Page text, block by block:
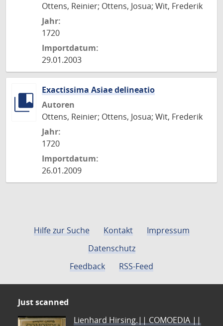
Ottens, Reinier; Ottens, Josua; Wit, Frederik
Jahr:
1720
Importdatum:
29.01.2003
Exactissima Asiae delineatio
Autoren
Ottens, Reinier; Ottens, Josua; Wit, Frederik
Jahr:
1720
Importdatum:
26.01.2009
Hilfe zur Suche Kontakt
Impressum
Datenschutz
Feedback
RSS-Feed
Just scanned
Lienhard Hirsing.|| COMOEDIA ||